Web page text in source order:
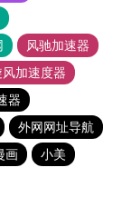
风驰加速器
风加速度器
器
外网网址导航
画
小美